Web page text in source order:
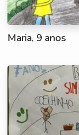
Maria, 9 anos